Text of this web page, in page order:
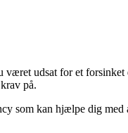
været udsat for et
på.
som kan hjælpe dig med